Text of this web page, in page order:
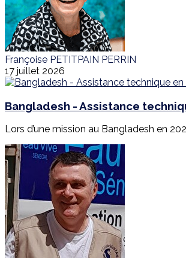
Françoise PETITPAIN PERRIN
17 juillet 2026
Bangladesh - Assistance
Lors d’une mission au Bangladesh en